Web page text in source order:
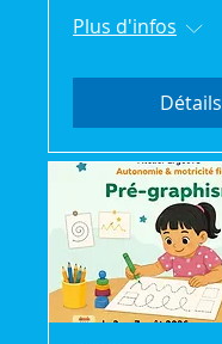
Plus d'infos
Détails